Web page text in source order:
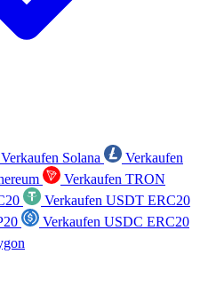
Verkaufen Solana
Verkaufen
Verkaufen TRON
Verkaufen USDT ERC20
Verkaufen USDC ERC20